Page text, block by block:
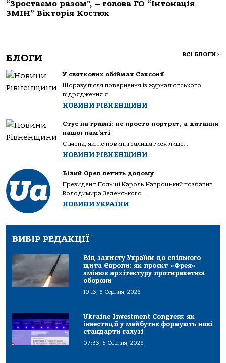
“Зростаємо разом”, – голова ГО “Інтонація
ЗМІН” Вікторія Костюк
БЛОГИ ВСІ БЛОГИ >
У святкових обіймах Саксонії
Щоразу після повернення із журналістського
відрядження я...
НОВИНИ РІВНЕНЩИНИ
Стус на гривні: не просто портрет, а питання
нашої пам’яті
Є імена, які не повинні залишатися лише...
НОВИНИ РІВНЕНЩИНИ
Білий Орел летить додому
Президент Польщі Кароль Навроцький позбавив
Володимира Зеленського...
НОВИНИ УКРАЇНИ
ВИБІР РЕДАКЦІЇ
Від захисту України до спільного
щита Європи: як проєкт «Фрея»
змінює архітектуру протиракетної
оборони
10:13, 6 Серпня, 2026
Ukraine Investment Congress: як
інвестиції у майбутнє формують нові
стандарти галузі
07:33, 5 Серпня, 2026